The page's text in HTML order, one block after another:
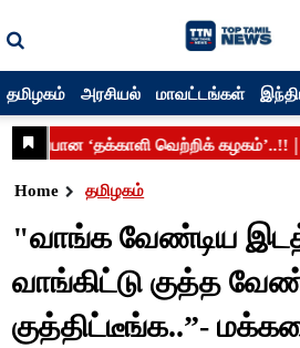
தமிழகம் அரசியல் மாவட்டங்கள்
Home தமிழகம்
"வாங்க வேண்டிய
வாங்கிட்டு குத்த
குத்திட்டீங்க..”-